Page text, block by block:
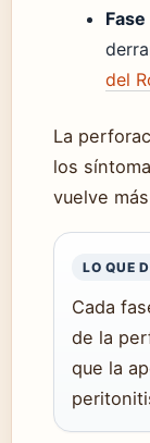
del
La
los
vuelve
LO QUE
Cada
de la
que la